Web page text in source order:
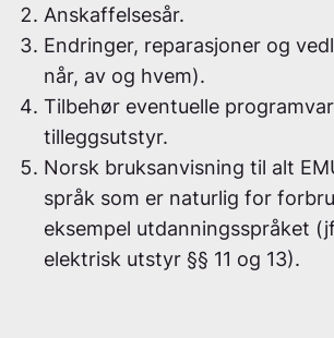
Anskaffelsesår.
Endringer, reparasjoner og
når, av og hvem).
Tilbehør eventuelle
tilleggsutstyr.
Norsk bruksanvisning til alt
språk som er naturlig for
eksempel utdanningsspråket
elektrisk utstyr §§ 11 og 13).